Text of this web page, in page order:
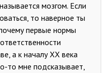
мозгом. Если
то наверное ты
первые нормы
а к началу ХХ века
то мне подсказывает,